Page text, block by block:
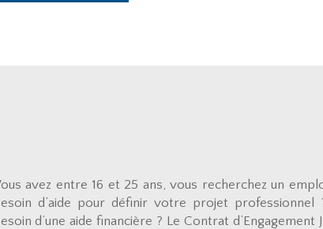
avez entre 16 et 25 ans, vous recherchez un
d’aide pour définir votre projet professionnel
d’une aide financière ? Le Contrat d’Engagement